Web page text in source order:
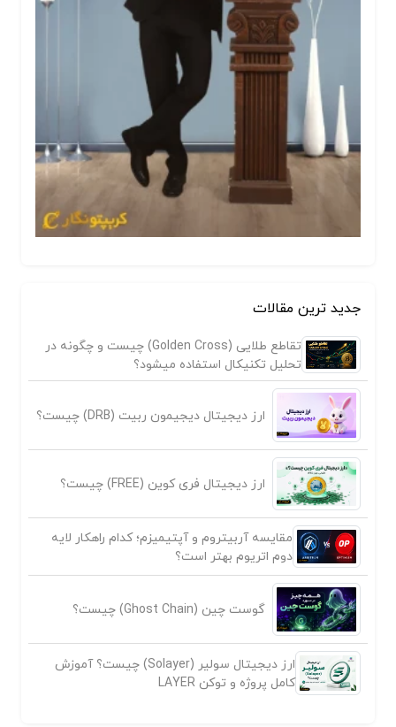
جدید ترین مقالات
تقاطع طلایی (Golden Cross) چیست و چگونه در
تحلیل تکنیکال استفاده میشود؟
ارز دیجیتال دیجیمون ربیت (DRB) چیست؟
ارز دیجیتال فری کوین (FREE) چیست؟
مقایسه آربیتروم و آپتیمیزم؛ کدام راهکار لایه
دوم اتریوم بهتر است؟
گوست چین (Ghost Chain) چیست؟
ارز دیجیتال سولیر (Solayer) چیست؟ آموزش
کامل پروژه و توکن LAYER